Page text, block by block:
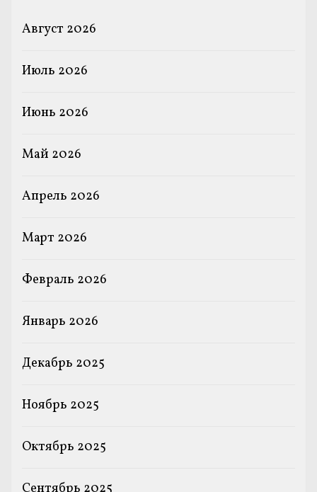
Август 2026
Июль 2026
Июнь 2026
Май 2026
Апрель 2026
Март 2026
Февраль 2026
Январь 2026
Декабрь 2025
Ноябрь 2025
Октябрь 2025